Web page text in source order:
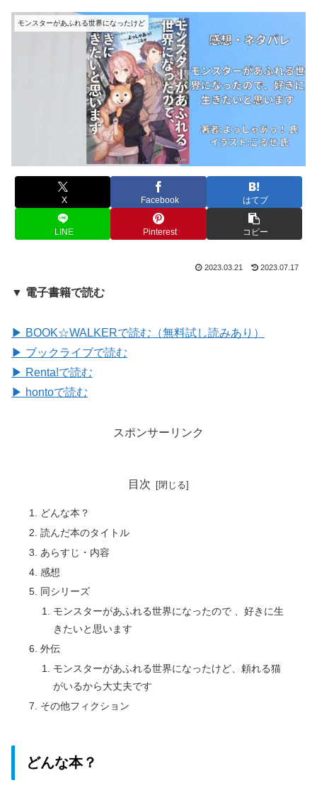
モンスターがあふれる世界になったけど
X Facebook はてブ
LINE Pinterest コピー
2023.03.21 2023.07.17
▼ 電子書籍で読む
▶ BOOK☆WALKERで読む（無料試し読みあり）
▶ ブックライブで読む
▶ Renta!で読む
▶ hontoで読む
スポンサーリンク
目次
どんな本？
読んだ本のタイトル
あらすじ・内容
感想
同シリーズ
モンスターがあふれる世界になったので 、好きに生
きたいと思います
外伝
モンスターがあふれる世界になったけど、頼れる猫
がいるから大丈夫です
その他フィクション
どんな本？